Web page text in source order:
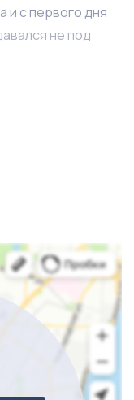
и с первого дня
не под
платежи) —
месяц